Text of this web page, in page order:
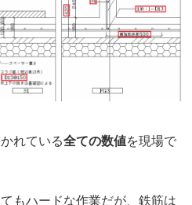
れている全ての数値を現場で
もハードな作業だが、鉄筋は